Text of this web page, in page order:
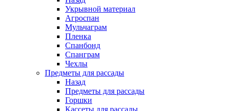
Укрывной материал
Агроспан
Мульчаграм
Пленка
Спанбонд
Спанграм
Чехлы
Предметы для рассады
Назад
Предметы для рассады
Горшки
Кассеты для рассады